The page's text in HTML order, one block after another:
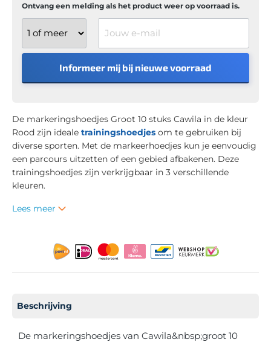
Ontvang een melding als het product weer op voorraad is.
Informeer mij bij nieuwe voorraad
De markeringshoedjes Groot 10 stuks Cawila in de kleur
Rood zijn ideale trainingshoedjes om te gebruiken bij
diverse sporten. Met de markeerhoedjes kun je eenvoudig
een parcours uitzetten of een gebied afbakenen. Deze
trainingshoedjes zijn verkrijgbaar in 3 verschillende
kleuren.
Lees meer
Beschrijving
De markeringshoedjes van Cawila&nbsp;groot 10